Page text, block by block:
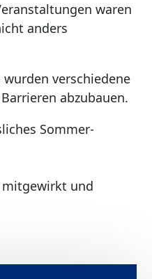
waren
anders
verschiedene
abzubauen.
Sommer-
mitgewirkt und